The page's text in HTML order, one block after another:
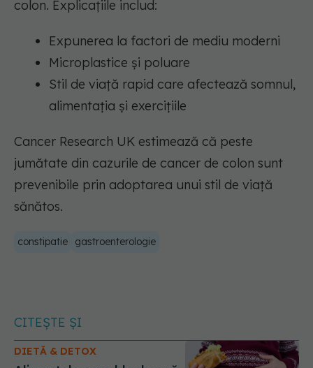
colon. Explicațiile includ:
Expunerea la factori de mediu moderni
Microplastice și poluare
Stil de viață rapid care afectează somnul,
alimentația și exercițiile
Cancer Research UK estimează că peste
jumătate din cazurile de cancer de colon sunt
prevenibile prin adoptarea unui stil de viață
sănătos.
constipatie gastroenterologie
CITEȘTE ȘI
DIETĂ & DETOX